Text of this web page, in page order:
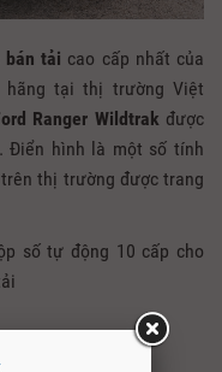
bán tải cao cấp nhất của
hãng tại thị trường Việt
Ranger Wildtrak được
Điển hình là một số tính
thị trường được trang
số tự động 10 cấp cho
chiếu sáng